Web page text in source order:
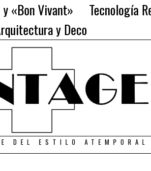
y «Bon Vivant»
Tecnología
y Deco
DEL ESTILO ATEMPORAL